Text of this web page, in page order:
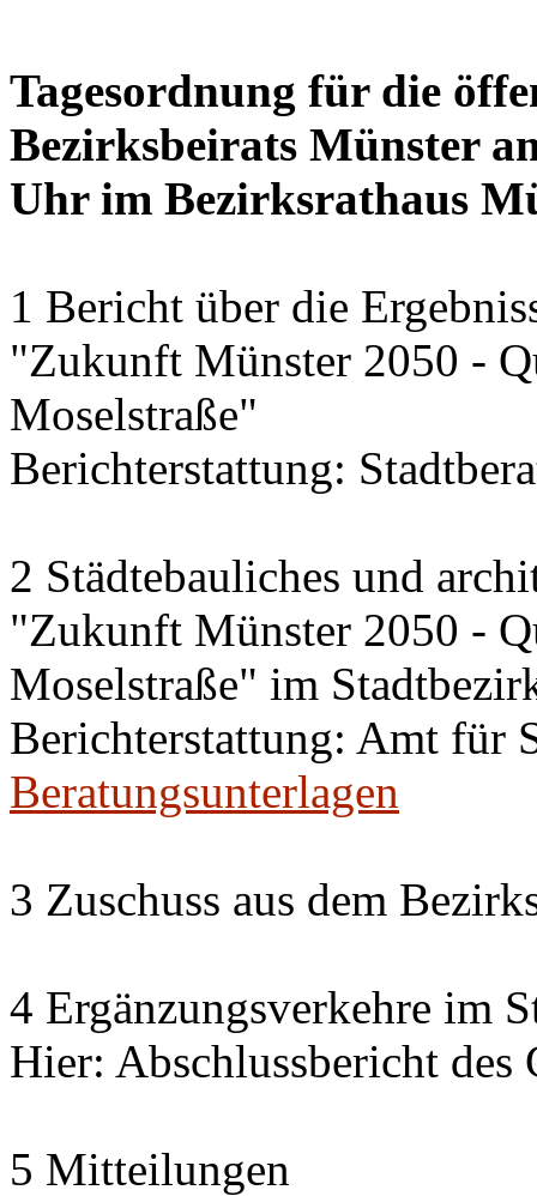
Tagesordnung für die
Bezirksbeirats Münster
Uhr im Bezirksrathaus
1 Bericht über die
"Zukunft Münster 2050 -
Moselstraße"
Berichterstattung:
2 Städtebauliches und
"Zukunft Münster 2050 -
Moselstraße" im
Berichterstattung: Amt für
Beratungsunterlagen
3 Zuschuss aus dem
4 Ergänzungsverkehre im
Hier: Abschlussbericht des
5 Mitteilungen